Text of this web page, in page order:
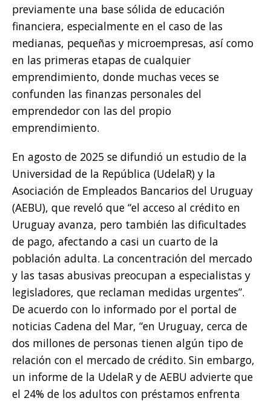
previamente una base sólida de educación
financiera, especialmente en el caso de las
medianas, pequeñas y microempresas, así como
en las primeras etapas de cualquier
emprendimiento, donde muchas veces se
confunden las finanzas personales del
emprendedor con las del propio
emprendimiento.
En agosto de 2025 se difundió un estudio de la
Universidad de la República (UdelaR) y la
Asociación de Empleados Bancarios del Uruguay
(AEBU), que reveló que “el acceso al crédito en
Uruguay avanza, pero también las dificultades
de pago, afectando a casi un cuarto de la
población adulta. La concentración del mercado
y las tasas abusivas preocupan a especialistas y
legisladores, que reclaman medidas urgentes”.
De acuerdo con lo informado por el portal de
noticias Cadena del Mar, “en Uruguay, cerca de
dos millones de personas tienen algún tipo de
relación con el mercado de crédito. Sin embargo,
un informe de la UdelaR y de AEBU advierte que
el 24% de los adultos con préstamos enfrenta